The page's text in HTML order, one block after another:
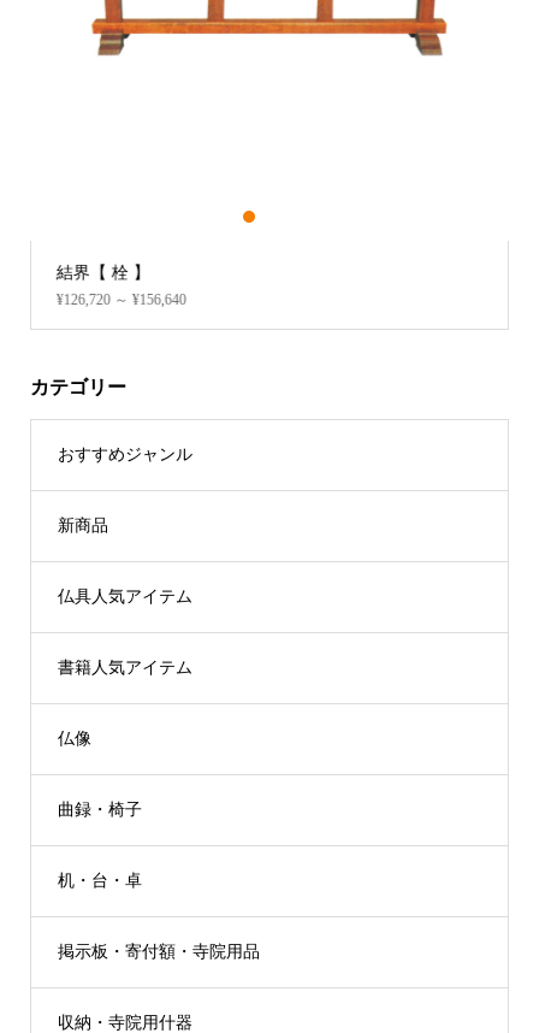
手荷物置台 (欅調)★数量限定
¥26,400
1
カテゴリー
おすすめジャンル
新商品
仏具人気アイテム
書籍人気アイテム
仏像
曲録・椅子
机・台・卓
掲示板・寄付額・寺院用品
収納・寺院用什器